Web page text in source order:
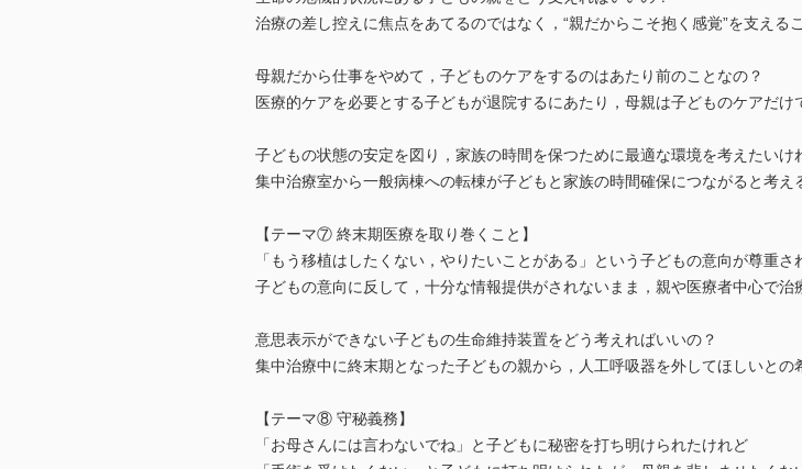
治療の差し控えに焦点をあてるのではなく，“親だからこそ抱く感覚”を支える
母親だから仕事をやめて，子どものケアをするのはあたり前のことなの？
医療的ケアを必要とする子どもが退院するにあたり，母親は子どものケアだ
子どもの状態の安定を図り，家族の時間を保つために最適な環境を考えたいけ
集中治療室から一般病棟への転棟が子どもと家族の時間確保につながると考
【テーマ⑦ 終末期医療を取り巻くこと】
「もう移植はしたくない，やりたいことがある」という子どもの意向が尊重さ
子どもの意向に反して，十分な情報提供がされないまま，親や医療者中心で治
意思表示ができない子どもの生命維持装置をどう考えればいいの？
集中治療中に終末期となった子どもの親から，人工呼吸器を外してほしいとの
【テーマ⑧ 守秘義務】
「お母さんには言わないでね」と子どもに秘密を打ち明けられたけれど